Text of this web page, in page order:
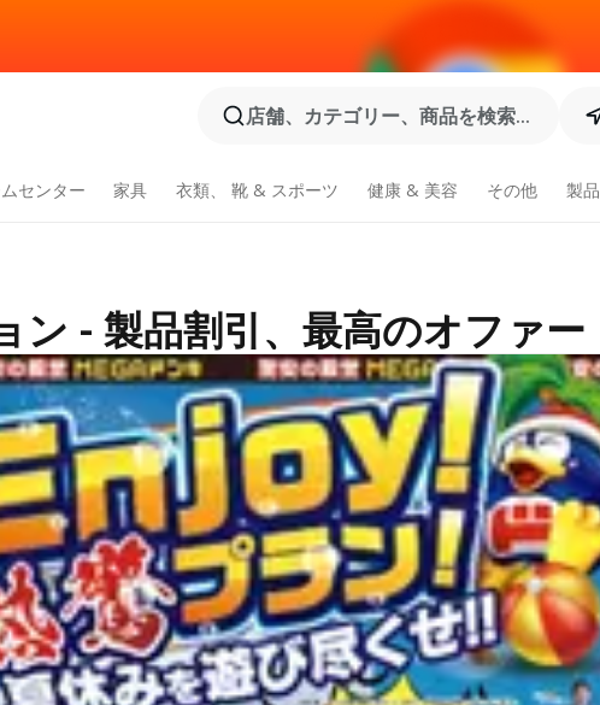
店舗、カテゴリー、商品を検索...
センター 家具 衣類、 靴 & スポーツ 健康 & 美容 その他 製品
ン - 製品割引、最高のオファー